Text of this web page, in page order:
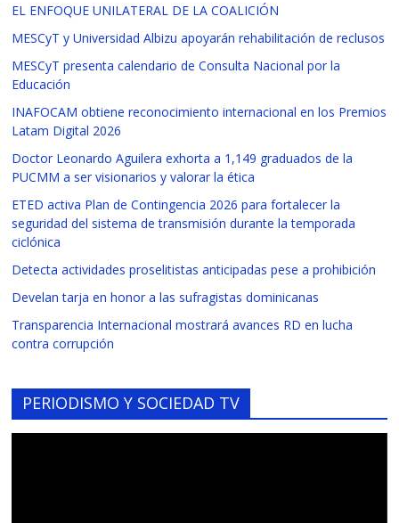
EL ENFOQUE UNILATERAL DE LA COALICIÓN
MESCyT y Universidad Albizu apoyarán rehabilitación de reclusos
MESCyT presenta calendario de Consulta Nacional por la
Educación
INAFOCAM obtiene reconocimiento internacional en los Premios
Latam Digital 2026
Doctor Leonardo Aguilera exhorta a 1,149 graduados de la
PUCMM a ser visionarios y valorar la ética
ETED activa Plan de Contingencia 2026 para fortalecer la
seguridad del sistema de transmisión durante la temporada
ciclónica
Detecta actividades proselitistas anticipadas pese a prohibición
Develan tarja en honor a las sufragistas dominicanas
Transparencia Internacional mostrará avances RD en lucha
contra corrupción
PERIODISMO Y SOCIEDAD TV